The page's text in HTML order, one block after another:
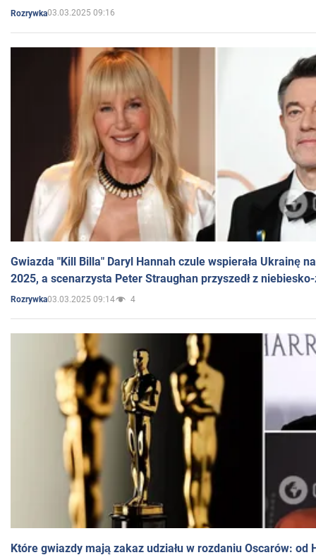
Rozrywka03.03.2025 09:16
Gwiazda "Kill Billa" Daryl Hannah czule wspierała Ukrainę
2025, a scenarzysta Peter Straughan przyszedł z
Rozrywka03.03.2025 09:14 4
Które gwiazdy mają zakaz udziału w rozdaniu Oscarów: od